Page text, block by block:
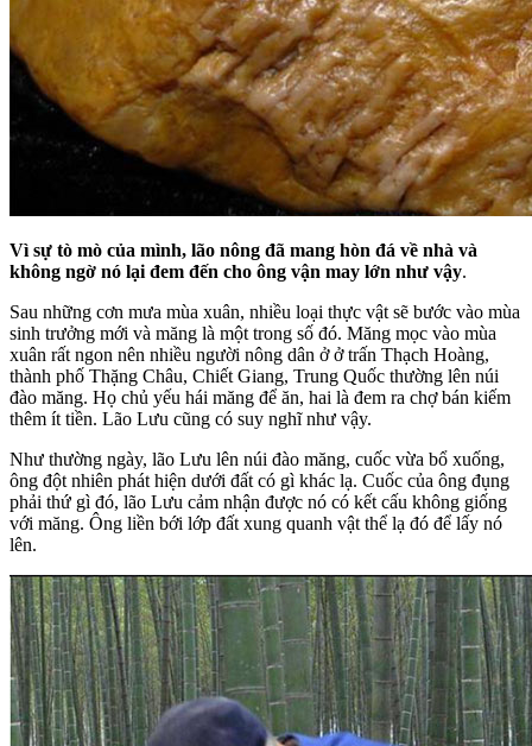
Vì sự tò mò của mình, lão nông đã mang hòn đá về nhà và
không ngờ nó lại đem đến cho ông vận may lớn như vậy.
Sau những cơn mưa mùa xuân, nhiều loại thực vật sẽ bước vào mùa
sinh trưởng mới và măng là một trong số đó. Măng mọc vào mùa
xuân rất ngon nên nhiều người nông dân ở ở trấn Thạch Hoàng,
thành phố Thặng Châu, Chiết Giang, Trung Quốc thường lên núi
đào măng. Họ chủ yếu hái măng để ăn, hai là đem ra chợ bán kiếm
thêm ít tiền. Lão Lưu cũng có suy nghĩ như vậy.
Như thường ngày, lão Lưu lên núi đào măng, cuốc vừa bổ xuống,
ông đột nhiên phát hiện dưới đất có gì khác lạ. Cuốc của ông đụng
phải thứ gì đó, lão Lưu cảm nhận được nó có kết cấu không giống
với măng. Ông liền bới lớp đất xung quanh vật thể lạ đó để lấy nó
lên.